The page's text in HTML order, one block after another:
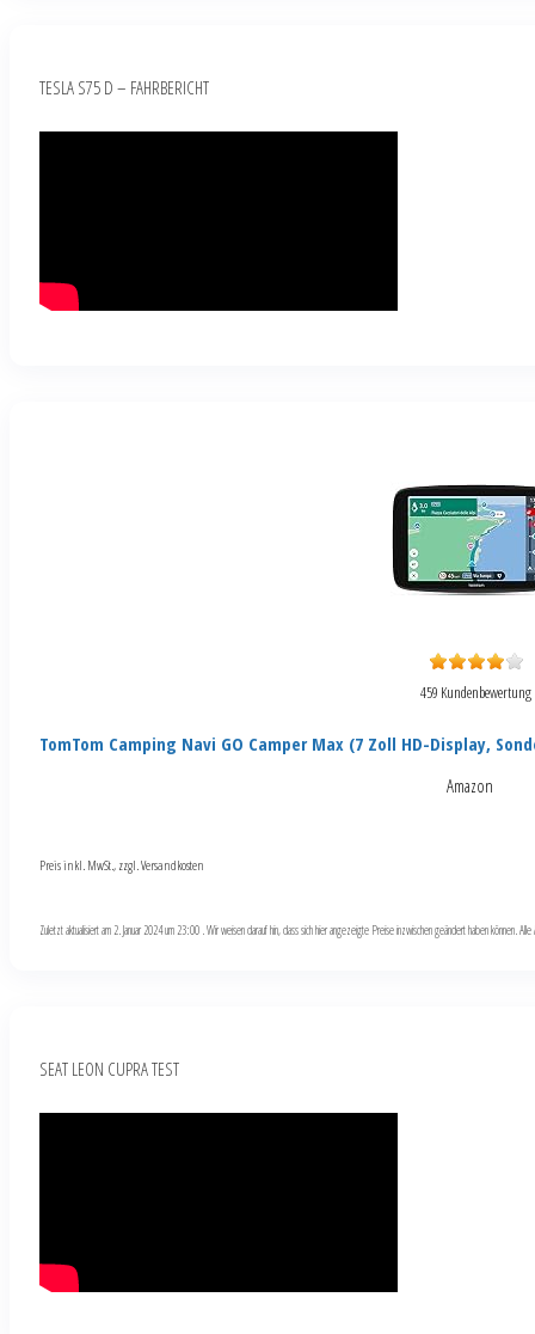
TESLA S75 D – FAHRBERICHT
459 Kundenbewertung
TomTom Camping Navi GO Camper Max (7 Zoll HD-Display,
Amazon
Preis inkl. MwSt., zzgl. Versandkosten
Zuletzt aktualisiert am 2. Januar 2024 um 23:00 . Wir weisen darauf hin, dass sich hier angezeigte Preise inzwischen geändert haben können.
SEAT LEON CUPRA TEST